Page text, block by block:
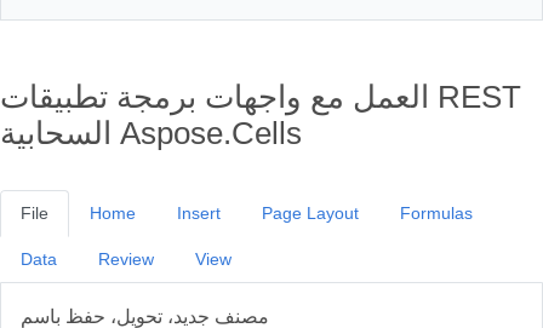
العمل مع واجهات برمجة تطبيقات REST
السحابية Aspose.Cells
File
مصنف جديد، تحويل، حفظ باسم
Home Insert Page Layout Formulas
Data Review View